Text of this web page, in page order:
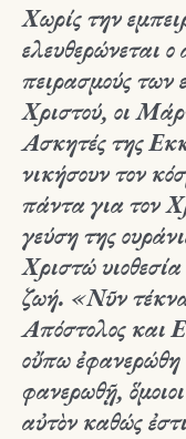
Χωρίς την
ελευθερώνεται
πειρασμούς των
Χριστού, οι
Ασκητές της
νικήσουν τον
πάντα για τον
γεύση της
Χριστώ
ζωή. «Νῦν
Απόστολος και
οὔπω ἐφανερώθη
φανερωθῇ,
αὐτὸν καθώς